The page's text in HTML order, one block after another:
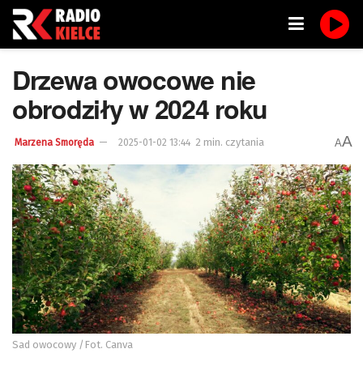
Drzewa owocowe nie
obrodziły w 2024 roku
Marzena Smoręda 2025-01-02 13:44 2 min. czytania AA
Sad owocowy /Fot. Canva